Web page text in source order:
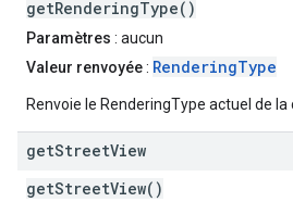
getRenderingType()
Paramètres : aucun
Valeur renvoyée: RenderingType
Renvoie le RenderingType actuel de la
getStreetView
getStreetView()